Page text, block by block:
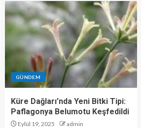
GÜNDEM
Küre Dağları’nda Yeni Bitki Tipi:
Paflagonya Belumotu Keşfedildi
Eylül 19, 2025 admin